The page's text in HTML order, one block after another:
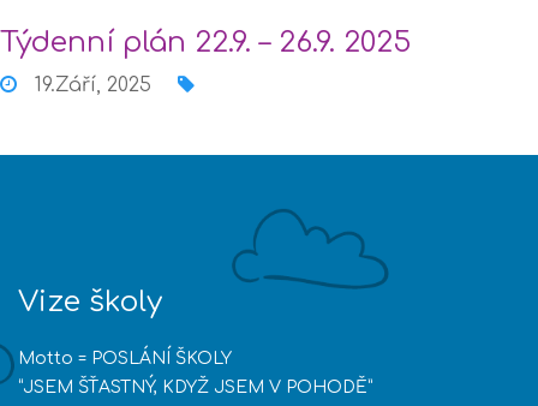
Týdenní plán 22.9. – 26.9. 2025
19.Září, 2025
Vize školy
Motto = POSLÁNÍ ŠKOLY
“JSEM ŠŤASTNÝ, KDYŽ JSEM V POHODĚ”